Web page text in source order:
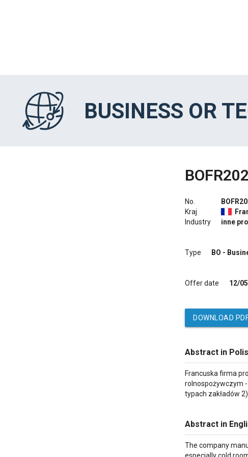
BUSINESS OR
No.
Kraj
Industry
inne
Type BO -
Offer date 12/
DOWNLOAD
Abstract in
Francuska firma
rolnospożywczym
typach zakładów
Abstract in
The company